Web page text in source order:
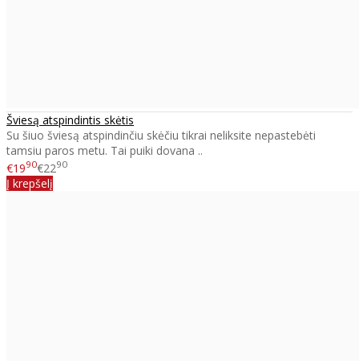
Šviesą atspindintis skėtis
Su šiuo šviesą atspindinčiu skėčiu tikrai neliksite nepastebėti
tamsiu paros metu. Tai puiki dovana ..
€1990€2290
Į krepšelį